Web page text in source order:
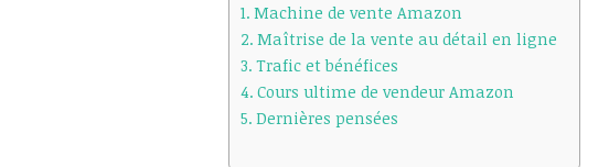
Machine de vente Amazon
Maîtrise de la vente au détail en ligne
Trafic et bénéfices
Cours ultime de vendeur Amazon
Dernières pensées